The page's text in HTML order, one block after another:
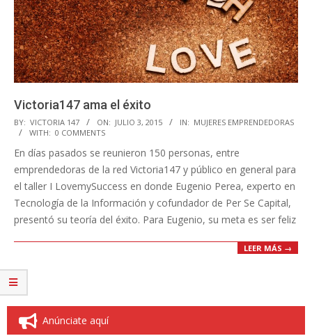
Victoria147 ama el éxito
2015-
07-
03
BY: VICTORIA 147 ON: JULIO 3, 2015 IN: MUJERES EMPRENDEDORAS
WITH: 0 COMMENTS
En días pasados se reunieron 150 personas, entre
emprendedoras de la red Victoria147 y público en general para
el taller I LovemySuccess en donde Eugenio Perea, experto en
Tecnología de la Información y cofundador de Per Se Capital,
presentó su teoría del éxito. Para Eugenio, su meta es ser feliz
LEER MÁS →
Anúnciate aquí